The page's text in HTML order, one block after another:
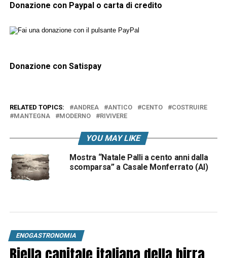
Donazione con Paypal o carta di credito
Donazione con Satispay
RELATED TOPICS: ANDREA ANTICO CENTO
COSTRUIRE
MANTEGNA
MODERNO RIVIVERE
YOU MAY LIKE
Mostra “Natale Palli a cento anni dalla
scomparsa” a Casale Monferrato (Al)
ENOGASTRONOMIA